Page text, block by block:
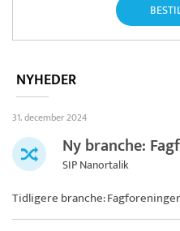
NYHEDER
31. december 2024
Ny branche:
SIP Nanortalik
Tidligere branche: